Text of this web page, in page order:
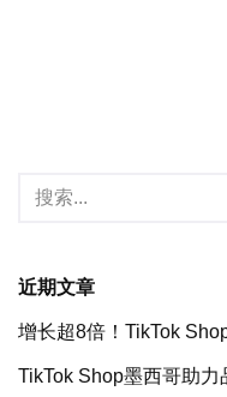
近期文章
增长超8倍！TikTok
TikTok Shop墨西哥助